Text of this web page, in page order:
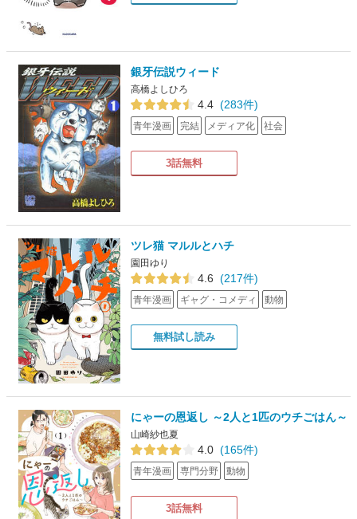
銀牙伝説ウィード
高橋よしひろ
4.4 (283件)
青年漫画 完結 メディア化 社会
3話無料
ツレ猫 マルルとハチ
園田ゆり
4.6 (217件)
青年漫画 ギャグ・コメディ 動物
無料試し読み
にゃーの恩返し ～2人と1匹のウチごはん～
山崎紗也夏
4.0 (165件)
青年漫画 専門分野 動物
3話無料